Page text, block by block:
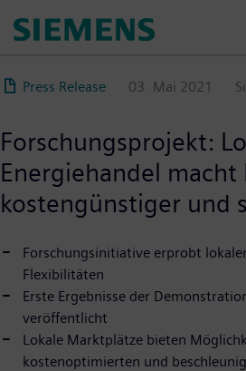
zum
Press Release
03. Mai 2021
Forschungsprojekt:
Energiehandel
kostengünstiger und
Forschungsinitiative erprobt
Flexibilitäten
Erste Ergebnisse der
veröffentlicht
Lokale Marktplätze bieten
kostenoptimierten und